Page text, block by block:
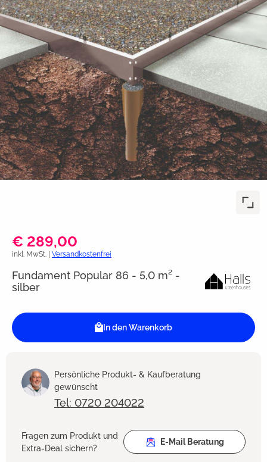
€ 289,00
inkl. MwSt. | Versandkostenfrei
Fundament Popular 86 - 5,0 m² -
silber
In den Warenkorb
Persönliche Produkt- & Kaufberatung
gewünscht
Tel: 0720 204022
Fragen zum Produkt und
Extra-Deal sichern?
E-Mail Beratung